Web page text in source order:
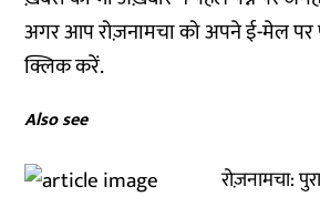
अगर आप रोज़नामचा को अपने ई-मेल पर
क्लिक करें.
Also see
रोज़नामचा: